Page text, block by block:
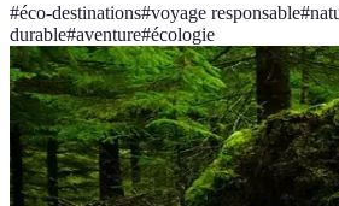
#éco-destinations#voyage responsable#
durable#aventure#écologie